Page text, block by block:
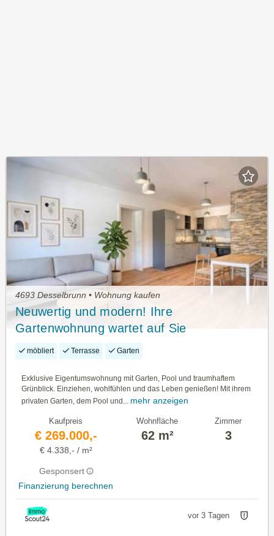
4693 Desselbrunn • Wohnung kaufen
Neuwertig und modern! Ihre
Gartenwohnung wartet auf Sie
möbliert Terrasse Garten
Exklusive Eigentumswohnung mit Garten, Pool und traumhaftem
Grünblick. Einziehen, wohlfühlen und das Leben genießen! Mit ihrem
privaten Garten, dem Pool und... mehr anzeigen
Kaufpreis
€ 269.000,-
€ 4.338,- / m²
Gesponsert
Finanzierung berechnen
Wohnfläche
62 m²
Zimmer
3
vor 3 Tagen